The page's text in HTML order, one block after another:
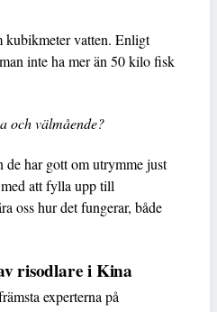
kubikmeter vatten. Enligt
inte ha mer än 50 kilo fisk
och välmående?
de har gott om utrymme just
att fylla upp till
oss hur det fungerar, både
risodlare i Kina
experterna på